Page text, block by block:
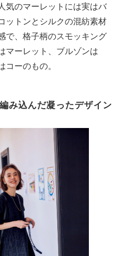
気のマーレットには実はバ
ットンとシルクの混紡素材
で、格子柄のスモッキング
マーレット、ブルゾンは
ーのもの。
み込んだ凝ったデザイン